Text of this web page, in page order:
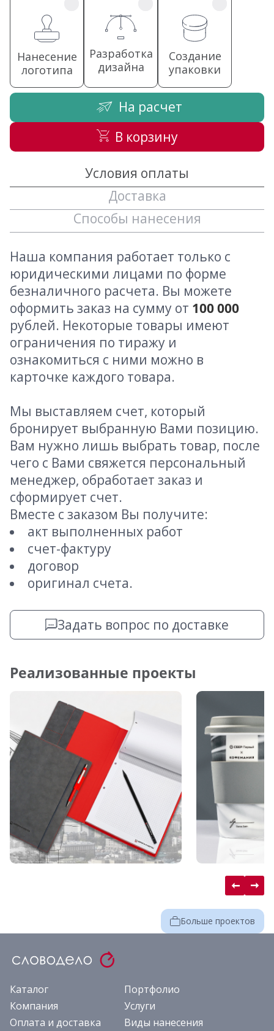
Нанесение
логотипа
Разработка
дизайна
Создание
упаковки
На расчет
В корзину
Условия оплаты
Доставка
Способы нанесения
Наша компания работает только с
юридическими лицами по форме
безналичного расчета. Вы можете
оформить заказ на сумму от 100 000
рублей. Некоторые товары имеют
ограничения по тиражу и
ознакомиться с ними можно в
карточке каждого товара.
Мы выставляем счет, который
бронирует выбранную Вами позицию.
Вам нужно лишь выбрать товар, после
чего с Вами свяжется персональный
менеджер, обработает заказ и
сформирует счет.
Вместе с заказом Вы получите:
акт выполненных работ
счет-фактуру
договор
оригинал счета.
Задать вопрос по доставке
Реализованные проекты
Больше проектов
Каталог
Портфолио
Компания
Услуги
Оплата и доставка
Виды нанесения